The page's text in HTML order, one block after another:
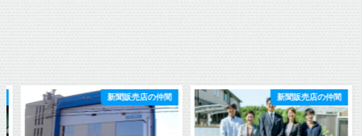
新聞販売店の仲間 新聞販売店の仲間